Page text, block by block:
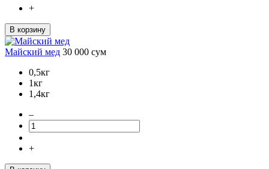
+
В корзину
Майский мед 30 000 сум
0,5кг
1кг
1,4кг
–
+